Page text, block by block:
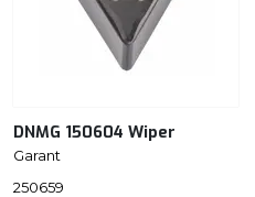
DNMG 150604 Wiper
Garant
250659